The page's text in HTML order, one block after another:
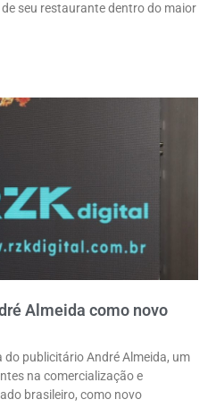
seu restaurante dentro do maior
Almeida como novo
do publicitário André Almeida, um
na comercialização e
brasileiro, como novo